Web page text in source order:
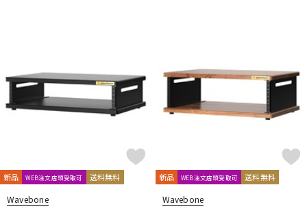
新品 WEB注文店頭受取可 送料無料
Wavebone
新品 WEB注文店頭受取可 送料無料
Wavebone